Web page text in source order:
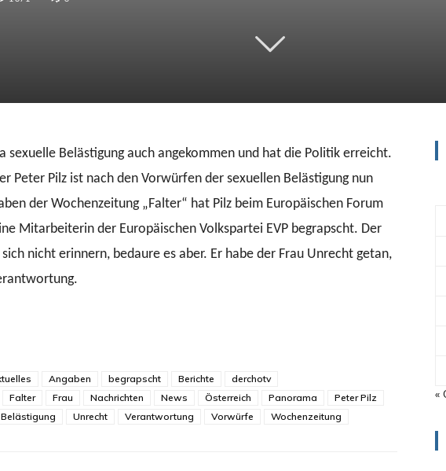
sexuelle Belästigung auch angekommen und hat die Politik erreicht.
Peter Pilz ist nach den Vorwürfen der sexuellen Belästigung nun
der Wochenzeitung „Falter“ hat Pilz beim Europäischen Forum
Mitarbeiterin der Europäischen Volkspartei EVP begrapscht. Der
nicht erinnern, bedaure es aber. Er habe der Frau Unrecht getan,
Angaben begrapscht Berichte
derchotv
Falter Frau Nachrichten News Österreich Panorama
Peter Pilz
Unrecht Verantwortung Vorwürfe Wochenzeitung
«